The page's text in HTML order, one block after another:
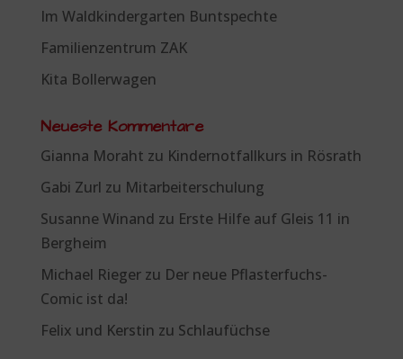
Im Waldkindergarten Buntspechte
Familienzentrum ZAK
Kita Bollerwagen
Neueste Kommentare
Gianna Moraht zu Kindernotfallkurs in Rösrath
Gabi Zurl zu Mitarbeiterschulung
Susanne Winand zu Erste Hilfe auf Gleis 11 in
Bergheim
Michael Riegerzu Der neue Pflasterfuchs-
Comic ist da!
Felix und Kerstin zu Schlaufüchse